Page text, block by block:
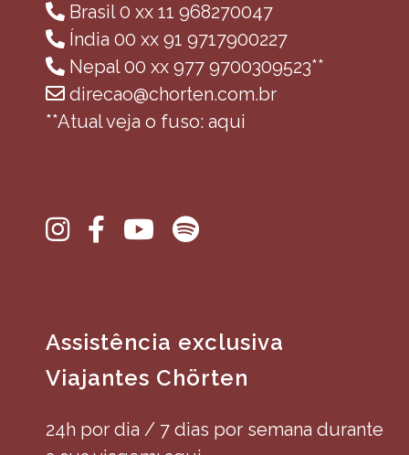
Brasil 0 xx 11 968270047
Índia 00 xx 91 9717900227
Nepal 00 xx 977 9700309523**
direcao@chorten.com.br
**Atual veja o fuso: aqui
Assistência exclusiva
Viajantes Chörten
24h por dia / 7 dias por semana durante